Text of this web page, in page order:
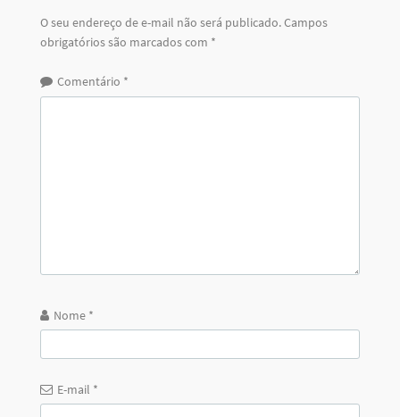
O seu endereço de e-mail não será publicado.Campos
obrigatórios são marcados com *
Comentário *
Nome *
E-mail *